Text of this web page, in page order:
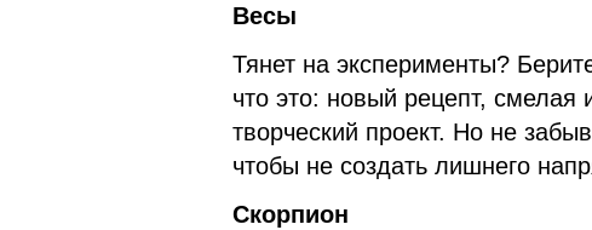
Весы
Тянет на эксперименты?
что это: новый рецепт,
творческий проект. Но не
чтобы не создать лишнего
Скорпион